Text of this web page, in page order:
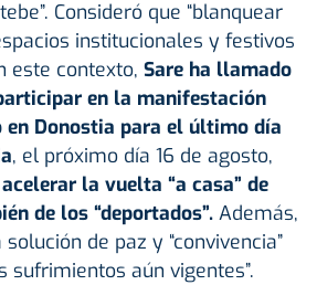
Consideró que “blanquear
institucionales y festivos
este contexto, Sare ha llamado
en la manifestación
en Donostia para el último día
, el próximo día 16 de agosto,
acelerar la vuelta “a casa” de
de los “deportados”. Además,
de paz y “convivencia”
sufrimientos aún vigentes”.